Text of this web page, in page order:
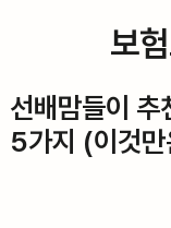
보
선배맘들이 추
5가지 (이것